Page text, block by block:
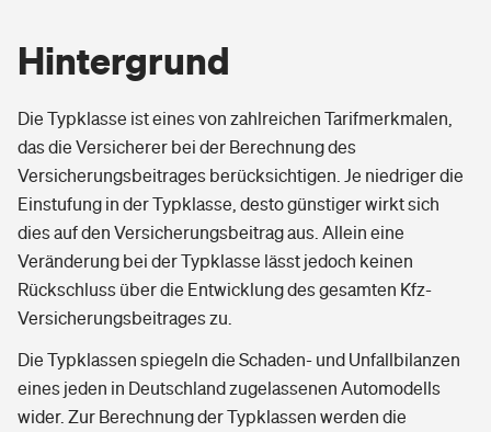
Hintergrund
Die Typklasse ist eines von zahlreichen Tarifmerkmalen,
das die Versicherer bei der Berechnung des
Versicherungsbeitrages berücksichtigen. Je niedriger die
Einstufung in der Typklasse, desto günstiger wirkt sich
dies auf den Versicherungsbeitrag aus. Allein eine
Veränderung bei der Typklasse lässt jedoch keinen
Rückschluss über die Entwicklung des gesamten Kfz-
Versicherungsbeitrages zu.
Die Typklassen spiegeln die Schaden- und Unfallbilanzen
eines jeden in Deutschland zugelassenen Automodells
wider. Zur Berechnung der Typklassen werden die